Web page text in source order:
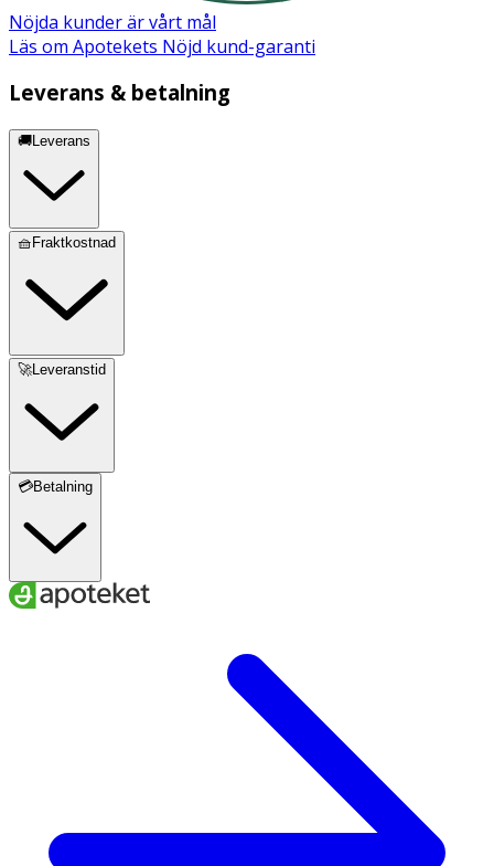
Nöjda kunder är vårt mål
Läs om Apotekets Nöjd kund-garanti
Leverans & betalning
🚚Leverans
🧺Fraktkostnad
🚀Leveranstid
💳Betalning